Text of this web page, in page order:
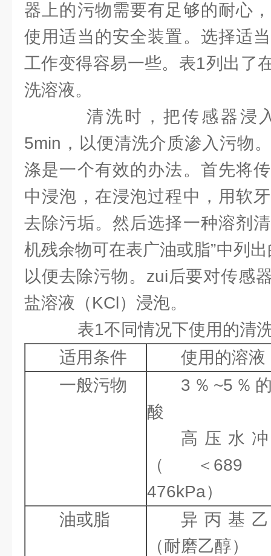
器上的污物需要有足够的耐心
使用适当的安全装置。选择适
工作变得容易一些。表1列出了
洗溶液。
清洗时，把传感器浸
5min，以便清洗介质渗入污物
涤是一个有效的办法。首先将
中浸泡，在浸泡过程中，用软
去除污垢。然后选择一种溶剂
机残余物可在表广油或脂”中列
以便去除污物。zui后要对传感
盐溶液（KCl）浸泡。
表1不同情况下使用的清
适用条件
使用的溶液
一般污物
3％~5％
酸
高压水
（＜689
476kPa）
油或脂
异丙基
（耐磨乙醇）